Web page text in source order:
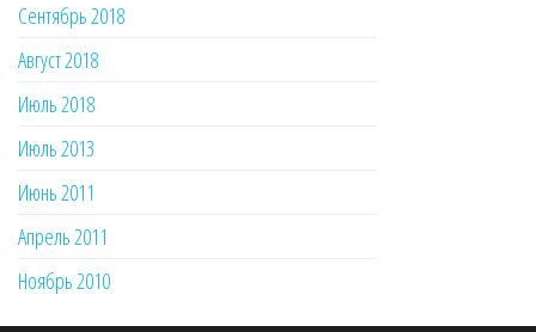
Сентябрь 2018
Август 2018
Июль 2018
Июль 2013
Июнь 2011
Апрель 2011
Ноябрь 2010